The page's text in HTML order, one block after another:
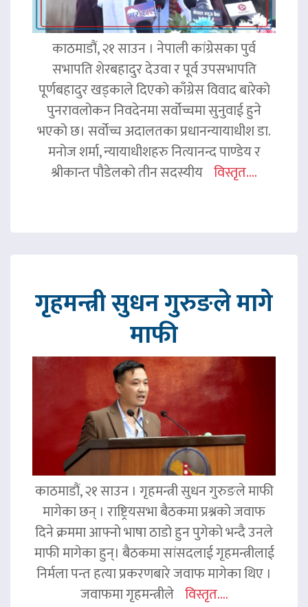
काठमाडौं, २१ साउन । नेपाली कांग्रेसका पुर्व
सभापति शेरबहादुर देउवा र पूर्व उपसभापति
पूर्णबहादुर खड्काले दिएको काँग्रेस विवाद बारेको
पुनरावलोकन निवदेनमा सर्वोच्चमा सुनुवाई हुने
भएको छ। सर्वोच्च अदालतका प्रधानन्यायाधीश डा.
मनोज शर्मा, न्यायाधीशहरु नित्यानन्द पाण्डेय र
श्रीकान्त पौडेलको तीन सदस्यीय विस्तृत....
गृहमन्त्री सुधन गुरुङले मागे
माफी
काठमाडौं, २१ साउन । गृहमन्त्री सुधन गुरुङले माफी
मागेका छन् । राष्ट्रियसभा बैठकमा प्रश्नको जवाफ
दिने क्रममा आफ्नो भाषा ठाडो हुन पुगेको भन्दै उनले
माफी मागेका हुन्। बैठकमा सांसदलाई गृहमन्त्रीलाई
निर्मला पन्त हत्या प्रकरणबारे जवाफ मागेका थिए ।
जवाफमा गृहमन्त्रीले विस्तृत....